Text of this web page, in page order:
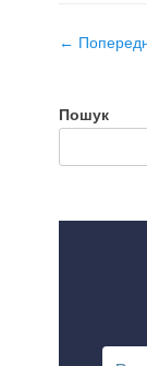
←
Пошук